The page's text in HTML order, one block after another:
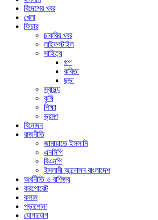
বিদেশের খবর
খেলা
ফিচার
চাকরির খবর
লাইফস্টাইল
সাহিত্য
গল্প
কবিতা
ছড়া
স্বাস্থ্য
কৃষি
শিক্ষা
ভ্রমণ
বিনোদন
রাজনীতি
জামায়াতে ইসলামি
এনসিপি
বিএনপি
ইসলামী আন্দোলন বাংলাদেশ
অর্থনীতি ও বাণিজ্য
করপোরেট
কলাম
পড়াশোনা
যোগাযোগ